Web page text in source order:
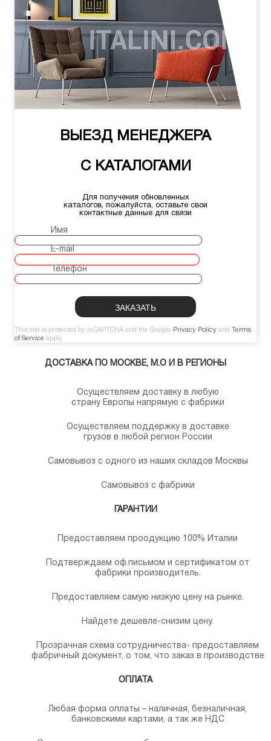
ВЫЕЗД МЕНЕДЖЕРА
С КАТАЛОГАМИ
Для получения обновленных
каталогов, пожалуйста, оставьте свои
контактные данные для связи
Имя
E-mail
Телефон
This site is protected by reCAPTCHA and the Google Privacy Policy and
Terms
of Service apply.
ДОСТАВКА ПО МОСКВЕ, М.О И В РЕГИОНЫ
Осуществляем доставку в любую
страну Европы напрямую с фабрики
Осуществляем поддержку в доставке
грузов в любой регион России
Самовывоз с одного из наших складов Москвы
Самовывоз с фабрики
ГАРАНТИИ
Предоставляем проодукцию 100% Италии
Подтверждаем оф.письмом и сертификатом от
фабрики производитель.
Предоставляем самую низкую цену на рынке.
Найдете дешевле-снизим цену.
Прозрачная схема сотрудничества- предоставляем
фабричный документ, о том, что заказ в производстве
ОПЛАТА
Любая форма оплаты – наличная, безналичная,
банковскими картами, а так же НДС